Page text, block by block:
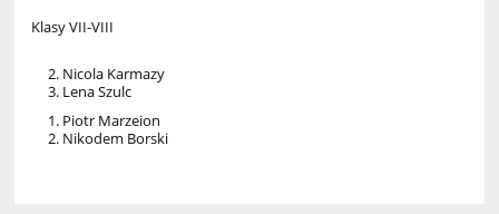
Klasy VII-VIII
2. Nicola Karmazy
3. Lena Szulc
1. Piotr Marzeion
2. Nikodem Borski